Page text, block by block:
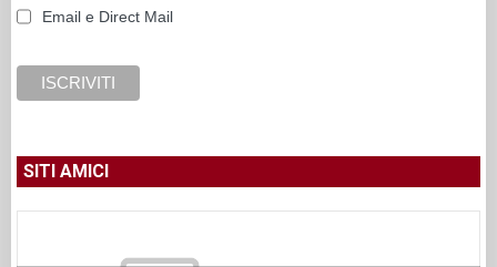
Email e Direct Mail
SITI AMICI